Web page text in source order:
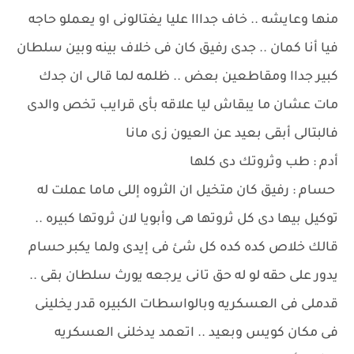
منها وعايشه .. خاف جدااا عليا يغتالونى او يعملو حاجه
فيا أنا كمان .. جدى رفيق كان فى خلاف بينه وبين سلطان
كبير جداا ومقاطعين بعض .. ظلمه لما قالى ان جدك
مات عشان ما يبقاش ليا علاقه بأى قرايب تخص والدى
فالبتالى أبقى بعيد عن العيون زى مانا
أدم : طب وثروتك دى كلها
حسام : رفيق كان متخيل ان الثروه إللى ماما عملت له
توكيل بيها دى كل ثروتها هى وأبويا لان ثروتها كبيره ..
قالك خلاص كده كده كل شئ فى إيدى ولما يكبر حسام
يدور على حقه لو له حق تانى يرجعه يورث سلطان بقى ..
قدملى فى العسكريه وبالواسطات الكبيره قدر يخلينى
فى مكان كويس وبعيد .. اتعمد يدخلنى العسكريه